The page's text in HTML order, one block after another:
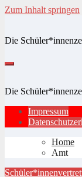
Zum Inhalt springen
Die
Die
Impressum
Home
Amt